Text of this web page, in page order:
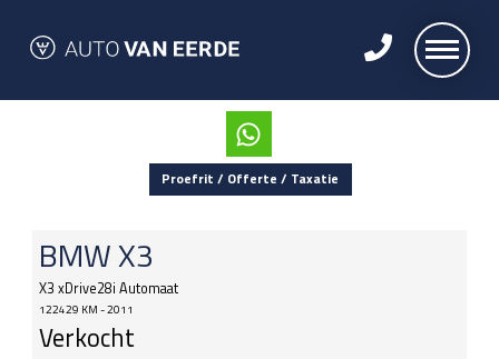
Proefrit / Offerte / Taxatie
BMWX3
X3 xDrive28i Automaat
122429 KM - 2011
Verkocht